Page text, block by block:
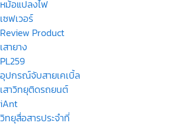
หม้อแปลงไฟ
เซฟเวอร์
Review Product
เสายาง
PL259
อุปกรณ์จับสายเคเบิ้ล
เสาวิทยุติดรถยนต์
iAnt
วิทยุสื่อสารประจำที่